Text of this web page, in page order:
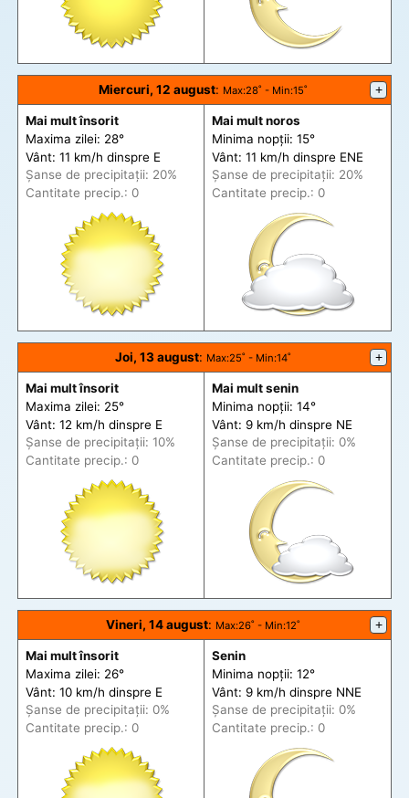
Miercuri, 12 august: Max:28˚ - Min:15˚ +
Mai mult însorit
Maxima zilei: 28°
Vânt: 11 km/h dinspre E
Șanse de precipitații: 20%
Cantitate precip.: 0
Mai mult noros
Minima nopții: 15°
Vânt: 11 km/h dinspre ENE
Șanse de precipitații: 20%
Cantitate precip.: 0
Joi, 13 august: Max:25˚ - Min:14˚ +
Mai mult însorit
Maxima zilei: 25°
Vânt: 12 km/h dinspre E
Șanse de precipitații: 10%
Cantitate precip.: 0
Mai mult senin
Minima nopții: 14°
Vânt: 9 km/h dinspre NE
Șanse de precipitații: 0%
Cantitate precip.: 0
Vineri, 14 august: Max:26˚ - Min:12˚ +
Mai mult însorit
Maxima zilei: 26°
Vânt: 10 km/h dinspre E
Șanse de precipitații: 0%
Cantitate precip.: 0
Senin
Minima nopții: 12°
Vânt: 9 km/h dinspre NNE
Șanse de precipitații: 0%
Cantitate precip.: 0